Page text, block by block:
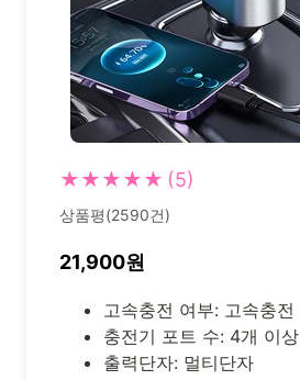
★★★★★ (5)
상품평(2590건)
21,900원
고속충전 여부: 고속충전
충전기 포트 수: 4개 이상
출력단자: 멀티단자